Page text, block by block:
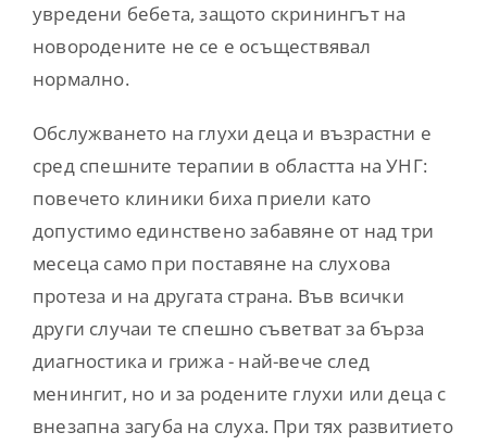
увредени бебета, защото скринингът на
новородените не се е осъществявал
нормално.
Обслужването на глухи деца и възрастни е
сред спешните терапии в областта на УНГ:
повечето клиники биха приели като
допустимо единствено забавяне от над три
месеца само при поставяне на слухова
протеза и на другата страна. Във всички
други случаи те спешно съветват за бърза
диагностика и грижа - най-вече след
менингит, но и за родените глухи или деца с
внезапна загуба на слуха. При тях развитието